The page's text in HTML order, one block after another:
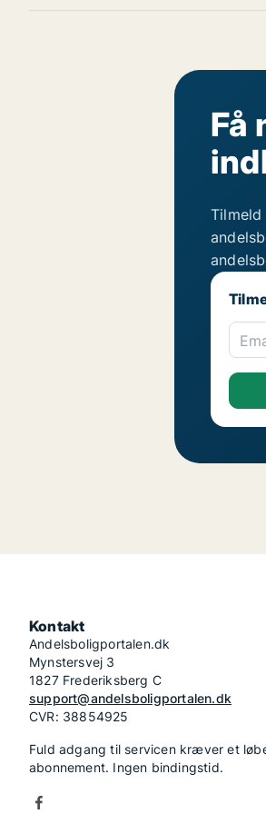
Få
Kontakt
Andelsboligportalen.dk
Mynstersvej 3
1827 Frederiksberg C
support@andelsboligportalen.dk
CVR: 38854925
Fuld adgang til servicen kræver et
abonnement. Ingen bindingstid.